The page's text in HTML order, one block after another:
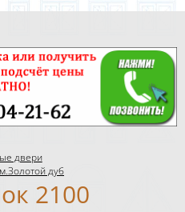
двери
дуб
2100